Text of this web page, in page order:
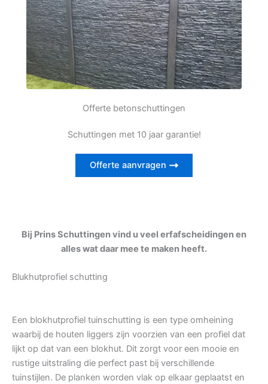
Offerte betonschuttingen
Schuttingen met 10 jaar garantie!
Offerte aanvragen
Bij Prins Schuttingen vind u veel erfafscheidingen en
alles wat daar mee te maken heeft.
Blukhutprofiel schutting
Een blokhutprofiel tuinschutting is een type omheining
waarbij de houten liggers zijn voorzien van een profiel dat
lijkt op dat van een blokhut. Dit zorgt voor een mooie en
rustige uitstraling die perfect past bij verschillende
tuinstijlen. De planken worden vlak op elkaar geplaatst en